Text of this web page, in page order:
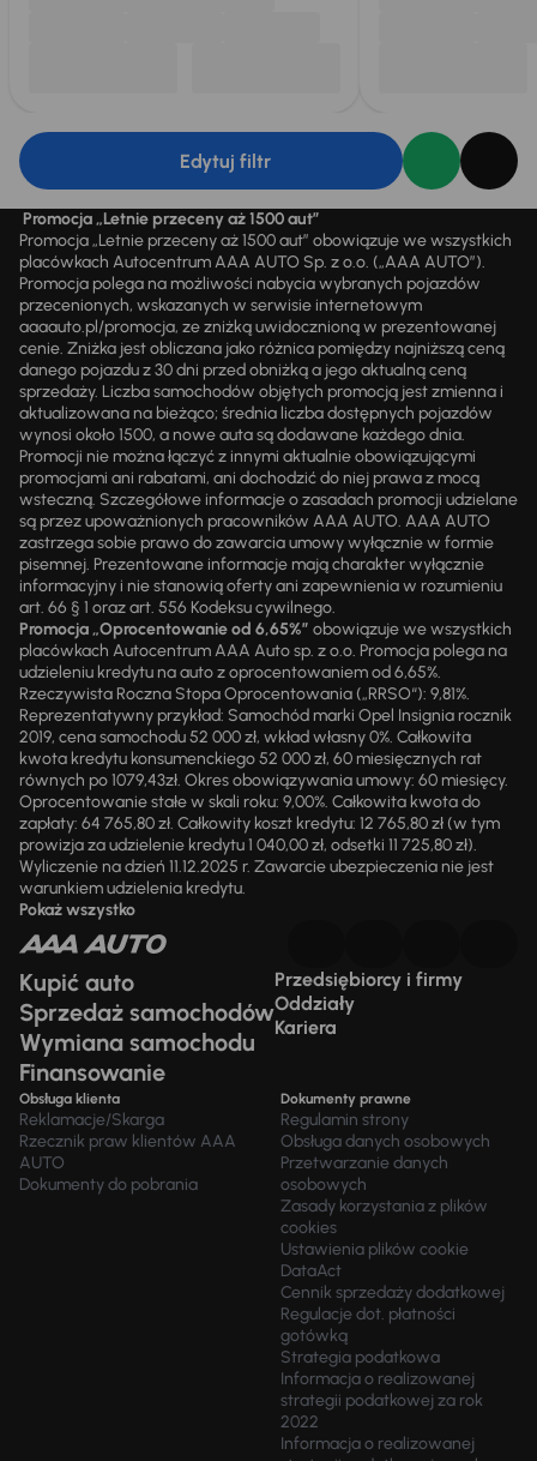
Edytuj filtr
Promocja „Letnie przeceny aż 1500 aut”
Promocja „Letnie przeceny aż 1500 aut” obowiązuje we wszystkich
placówkach Autocentrum AAA AUTO Sp. z o.o. („AAA AUTO”).
Promocja polega na możliwości nabycia wybranych pojazdów
przecenionych, wskazanych w serwisie internetowym
aaaauto.pl/promocja, ze zniżką uwidocznioną w prezentowanej
cenie. Zniżka jest obliczana jako różnica pomiędzy najniższą ceną
danego pojazdu z 30 dni przed obniżką a jego aktualną ceną
sprzedaży. Liczba samochodów objętych promocją jest zmienna i
aktualizowana na bieżąco; średnia liczba dostępnych pojazdów
wynosi około 1500, a nowe auta są dodawane każdego dnia.
Promocji nie można łączyć z innymi aktualnie obowiązującymi
promocjami ani rabatami, ani dochodzić do niej prawa z mocą
wsteczną. Szczegółowe informacje o zasadach promocji udzielane
są przez upoważnionych pracowników AAA AUTO. AAA AUTO
zastrzega sobie prawo do zawarcia umowy wyłącznie w formie
pisemnej. Prezentowane informacje mają charakter wyłącznie
informacyjny i nie stanowią oferty ani zapewnienia w rozumieniu
art. 66 § 1 oraz art. 556 Kodeksu cywilnego.
Promocja „Oprocentowanie od 6,65%” obowiązuje we wszystkich
placówkach Autocentrum AAA Auto sp. z o.o. Promocja polega na
udzieleniu kredytu na auto z oprocentowaniem od 6,65%.
Rzeczywista Roczna Stopa Oprocentowania („RRSO“): 9,81%.
Reprezentatywny przykład: Samochód marki Opel Insignia rocznik
2019, cena samochodu 52 000 zł, wkład własny 0%. Całkowita
kwota kredytu konsumenckiego 52 000 zł, 60 miesięcznych rat
równych po 1079,43zł. Okres obowiązywania umowy: 60 miesięcy.
Oprocentowanie stałe w skali roku: 9,00%. Całkowita kwota do
zapłaty: 64 765,80 zł. Całkowity koszt kredytu: 12 765,80 zł (w tym
prowizja za udzielenie kredytu 1 040,00 zł, odsetki 11 725,80 zł).
Wyliczenie na dzień 11.12.2025 r. Zawarcie ubezpieczenia nie jest
warunkiem udzielenia kredytu.
Pokaż wszystko
Kupić auto
Sprzedaż samochodów
Wymiana samochodu
Finansowanie
Przedsiębiorcy i firmy
Oddziały
Kariera
Obsługa klienta
Reklamacje/Skarga
Rzecznik praw klientów AAA
AUTO
Dokumenty do pobrania
Dokumenty prawne
Regulamin strony
Obsługa danych osobowych
Przetwarzanie danych
osobowych
Zasady korzystania z plików
cookies
Ustawienia plików cookie
DataAct
Cennik sprzedaży dodatkowej
Regulacje dot. płatności
gotówką
Strategia podatkowa
Informacja o realizowanej
strategii podatkowej za rok
2022
Informacja o realizowanej